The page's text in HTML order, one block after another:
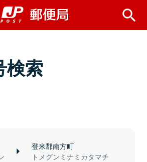
検索
登米郡南方町
トメグンミナミカタマチ